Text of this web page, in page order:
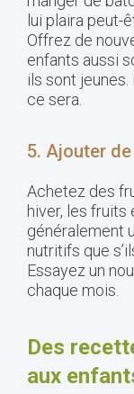
lui plaira peut-
Offrez de
enfants aussi
ils sont
ce sera.
5. Ajouter
Achetez des
hiver, les
généralement
nutritifs que
Essayez un
chaque mois.
Des
aux